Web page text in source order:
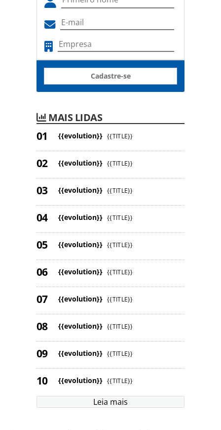
Cadastre-se
MAIS LIDAS
{{evolution}} {{TITLE}}
{{evolution}} {{TITLE}}
{{evolution}} {{TITLE}}
{{evolution}} {{TITLE}}
{{evolution}} {{TITLE}}
{{evolution}} {{TITLE}}
{{evolution}} {{TITLE}}
{{evolution}} {{TITLE}}
{{evolution}} {{TITLE}}
{{evolution}} {{TITLE}}
Leia mais